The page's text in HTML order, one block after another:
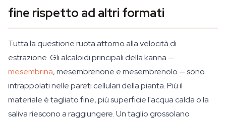
fine rispetto ad altri formati
Tutta la questione ruota attorno alla velocità di
estrazione. Gli alcaloidi principali della kanna —
mesembrina, mesembrenone e mesembrenolo — sono
intrappolati nelle pareti cellulari della pianta. Più il
materiale è tagliato fine, più superficie l'acqua calda o la
saliva riescono a raggiungere. Un taglio grossolano